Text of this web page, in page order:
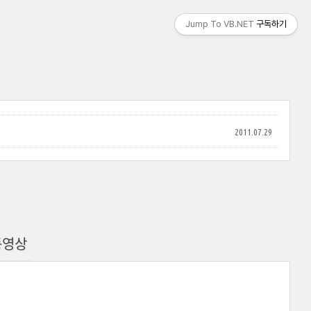
2011.07.29
영상
Jump To VB.NET 구독하기